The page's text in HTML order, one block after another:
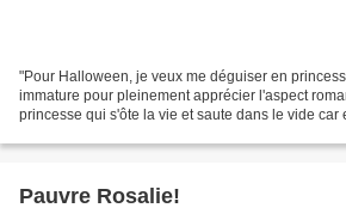
"Pour Halloween, je veux me déguiser en
immature pour pleinement apprécier l'aspect
princesse qui s'ôte la vie et saute dans le vide car
Pauvre Rosalie!